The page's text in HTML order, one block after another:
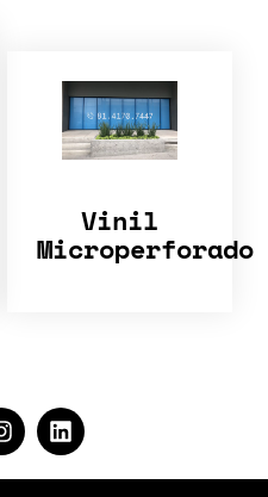
Vinil
Microperforado